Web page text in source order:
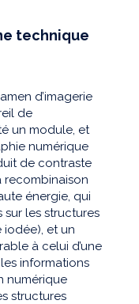
technique
d’imagerie
de
un module, et
numérique
de contraste
recombinaison
énergie, qui
sur les structures
iodée), et un
à celui d’une
informations
numérique
structures